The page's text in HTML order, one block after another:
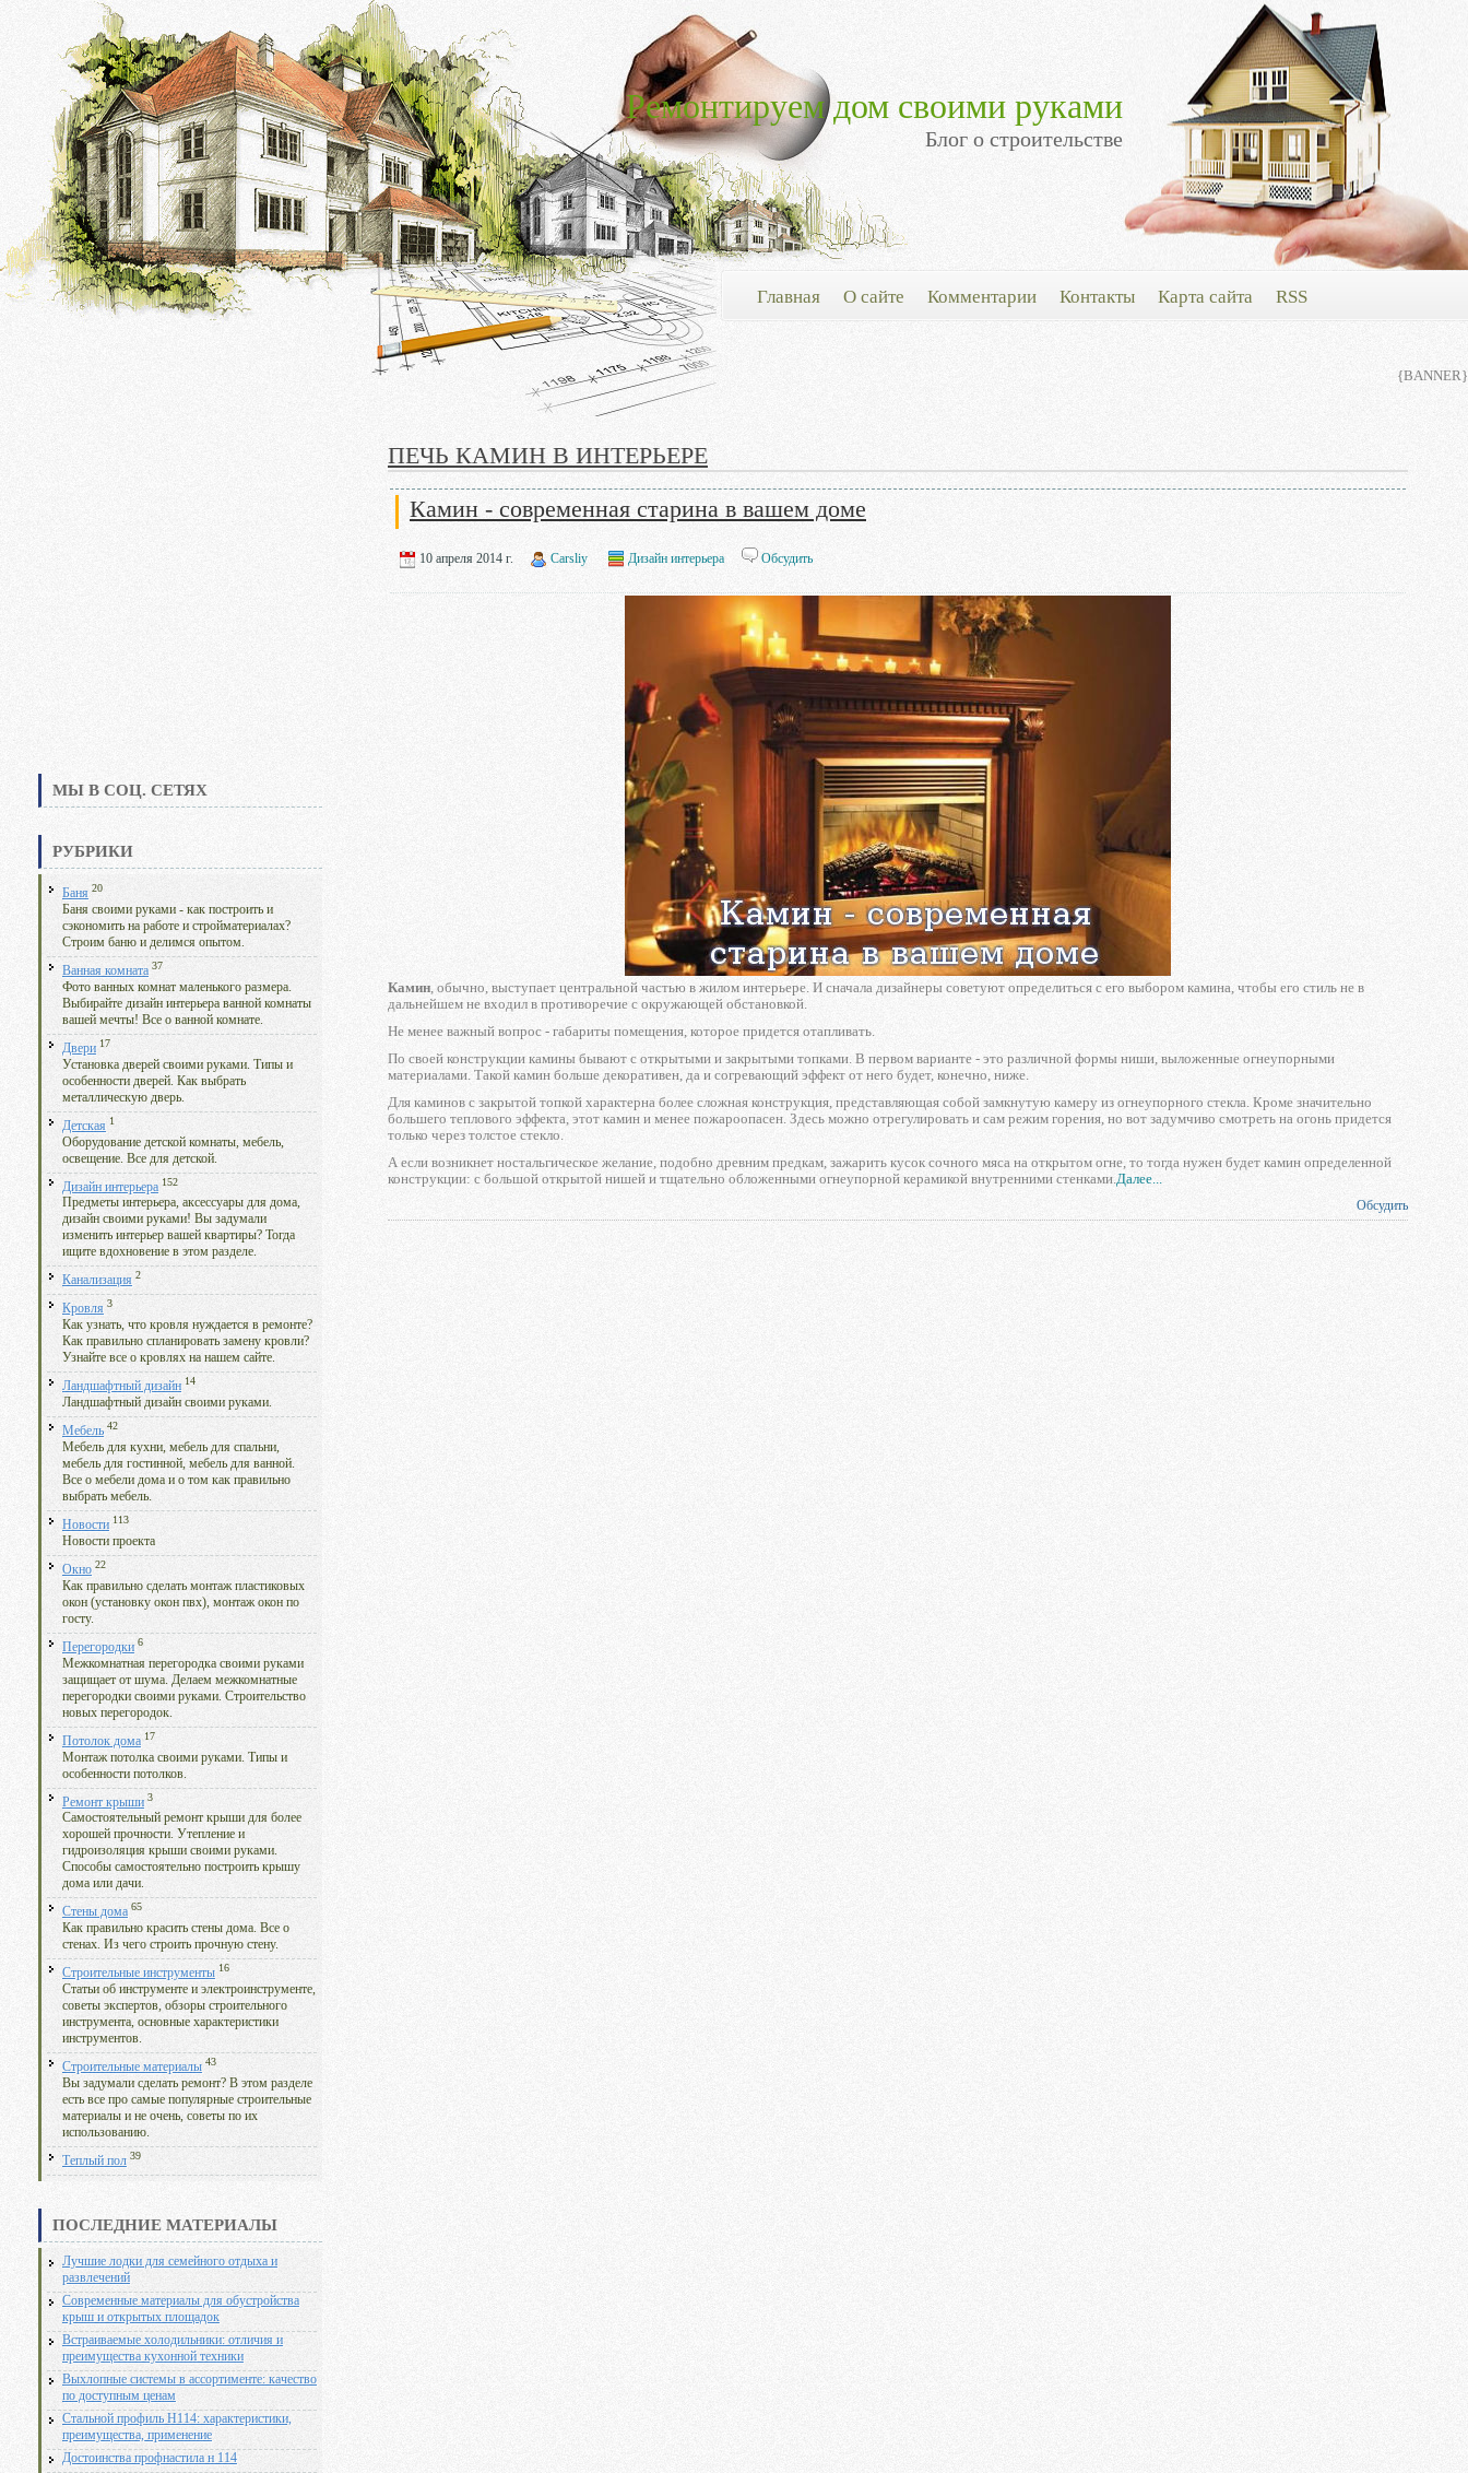
Ремонтируем дом своими руками
Блог о строительстве
Главная О сайте Комментарии Контакты Карта сайта RSS
{BANNER}
МЫ В СОЦ. СЕТЯХ
РУБРИКИ
Баня 20
Баня своими руками - как построить и
сэкономить на работе и стройматериалах?
Строим баню и делимся опытом.
Ванная комната 37
Фото ванных комнат маленького размера.
Выбирайте дизайн интерьера ванной комнаты
вашей мечты! Все о ванной комнате.
Двери 17
Установка дверей своими руками. Типы и
особенности дверей. Как выбрать
металлическую дверь.
Детская 1
Оборудование детской комнаты, мебель,
освещение. Все для детской.
Дизайн интерьера 152
Предметы интерьера, аксессуары для дома,
дизайн своими руками! Вы задумали
изменить интерьер вашей квартиры? Тогда
ищите вдохновение в этом разделе.
Канализация 2
Кровля 3
Как узнать, что кровля нуждается в ремонте?
Как правильно спланировать замену кровли?
Узнайте все о кровлях на нашем сайте.
Ландшафтный дизайн 14
Ландшафтный дизайн своими руками.
Мебель 42
Мебель для кухни, мебель для спальни,
мебель для гостинной, мебель для ванной.
Все о мебели дома и о том как правильно
выбрать мебель.
Новости 113
Новости проекта
Окно 22
Как правильно сделать монтаж пластиковых
окон (установку окон пвх), монтаж окон по
госту.
Перегородки 6
Межкомнатная перегородка своими руками
защищает от шума. Делаем межкомнатные
перегородки своими руками. Строительство
новых перегородок.
Потолок дома 17
Монтаж потолка своими руками. Типы и
особенности потолков.
Ремонт крыши 3
Самостоятельный ремонт крыши для более
хорошей прочности. Утепление и
гидроизоляция крыши своими руками.
Способы самостоятельно построить крышу
дома или дачи.
Стены дома 65
Как правильно красить стены дома. Все о
стенах. Из чего строить прочную стену.
Строительные инструменты 16
Статьи об инструменте и электроинструменте,
советы экспертов, обзоры строительного
инструмента, основные характеристики
инструментов.
Строительные материалы 43
Вы задумали сделать ремонт? В этом разделе
есть все про самые популярные строительные
материалы и не очень, советы по их
использованию.
Теплый пол 39
ПОСЛЕДНИЕ МАТЕРИАЛЫ
Лучшие лодки для семейного отдыха и
развлечений
Современные материалы для обустройства
крыш и открытых площадок
Встраиваемые холодильники: отличия и
преимущества кухонной техники
Выхлопные системы в ассортименте: качество
по доступным ценам
Стальной профиль Н114: характеристики,
преимущества, применение
Достоинства профнастила н 114
ПЕЧЬ КАМИН В ИНТЕРЬЕРЕ
Камин - современная старина в вашем доме
10 апреля 2014 г. Carsliy Дизайн интерьера Обсудить
Камин, обычно, выступает центральной частью в жилом интерьере. И сначала дизайнеры советуют определиться с его выбором камина, чтобы его стиль не в
дальнейшем не входил в противоречие с окружающей обстановкой.
Не менее важный вопрос - габариты помещения, которое придется отапливать.
По своей конструкции камины бывают с открытыми и закрытыми топками. В первом варианте - это различной формы ниши, выложенные огнеупорными
материалами. Такой камин больше декоративен, да и согревающий эффект от него будет, конечно, ниже.
Для каминов с закрытой топкой характерна более сложная конструкция, представляющая собой замкнутую камеру из огнеупорного стекла. Кроме значительно
большего теплового эффекта, этот камин и менее пожароопасен. Здесь можно отрегулировать и сам режим горения, но вот задумчиво смотреть на огонь придется
только через толстое стекло.
А если возникнет ностальгическое желание, подобно древним предкам, зажарить кусок сочного мяса на открытом огне, то тогда нужен будет камин определенной
конструкции: с большой открытой нишей и тщательно обложенными огнеупорной керамикой внутренними стенками.Далее...
Обсудить